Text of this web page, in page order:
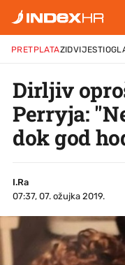
PRETPLATAZIDVIJESTI
Dirljiv
Perryja:
dok god
I.Ra
07:37, 07. ožujka 2019.